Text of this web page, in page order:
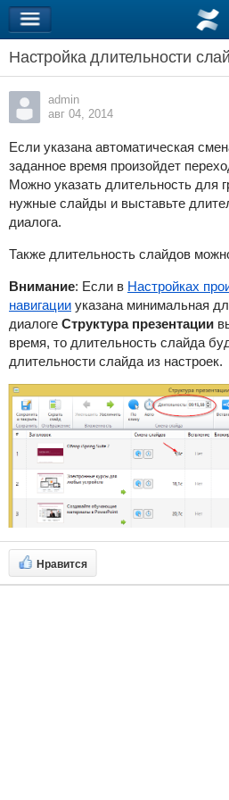
Настройка длительности
admin
авг 04, 2014
Если указана автоматическая
заданное время произойдет
Можно указать длительность для
нужные слайды и выставьте
диалога.
Также длительность слайдов
Внимание: Если в Настройках
навигацииуказана минимальная
диалоге Структура презентации
время, то длительность слайда
длительности слайда из настроек.
Нравится